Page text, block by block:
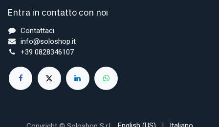
Entra in contatto con noi
Contattaci
info@soloshop.it
+39 0828346107